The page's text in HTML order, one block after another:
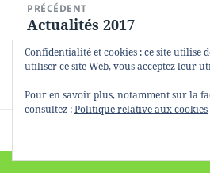
l’article
PRÉCÉDENT
Article
précédent :
Actualités 2017
SUIVANT
suivant :
Confidentialité et cookies : ce site utilise
utiliser ce site Web, vous acceptez leur
Pour en savoir plus, notamment sur la
consultez :Politique relative aux cookies